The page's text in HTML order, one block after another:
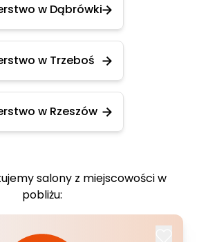
w Dąbrówki
w Trzeboś
w Rzeszów
salony z miejscowości w
pobliżu: